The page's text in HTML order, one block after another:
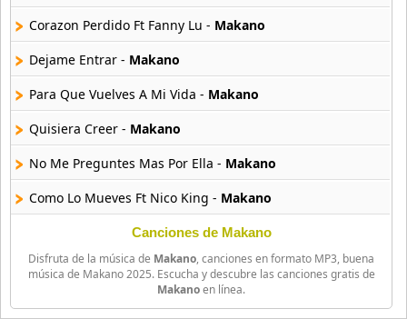
Arcangel
416 músicas online
Arcangel Y De La Ghetto
101 músicas online
Arthur
4 músicas online
Asesino
Aspirante
Corazon Perdido Ft Fanny Lu - Makano
Dejame Entrar - Makano
Para Que Vuelves A Mi Vida - Makano
Quisiera Creer - Makano
No Me Preguntes Mas Por Ella - Makano
Como Lo Mueves Ft Nico King - Makano
Makano
Yo Te Extrane Ft Monty -Makano
Canciones de Makano
Disfruta de la música de Makano, canciones en formato MP3, buena
música de Makano 2025. Escucha y descubre las canciones gratis de
Makanoen línea.